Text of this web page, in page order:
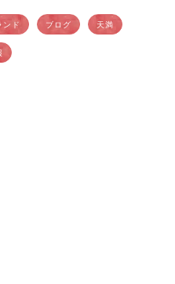
頃から家族のため汗をかきつつお
張ってくれている […]
ンド ブログ 天満